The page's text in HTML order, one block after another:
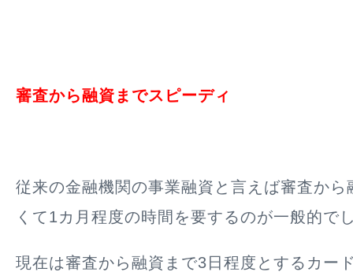
審査から融資までスピーディ
従来の金融機関の事業融資と言えば審査か
くて1カ月程度の時間を要するのが一般的で
現在は審査から融資まで3日程度とするカー